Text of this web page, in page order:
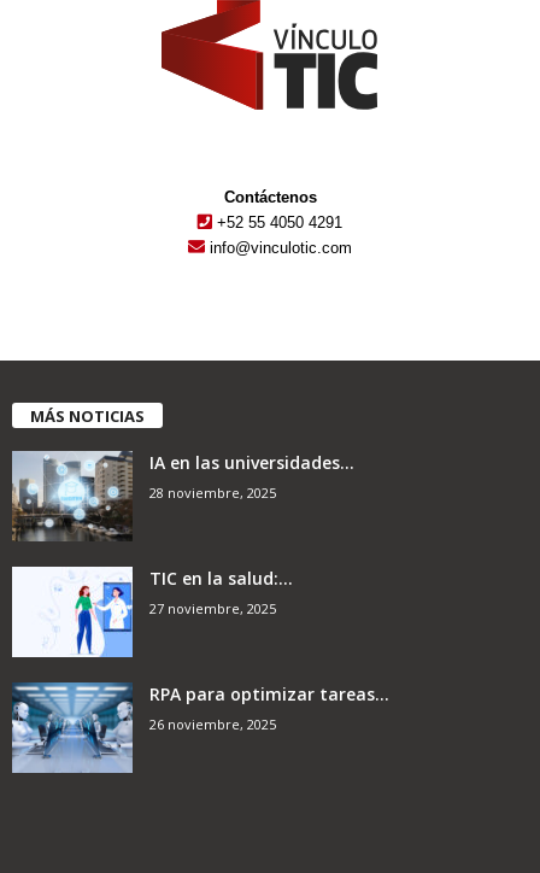
Contáctenos
+52 55 4050 4291
info@vinculotic.com
MÁS NOTICIAS
IA en las universidades...
28 noviembre, 2025
TIC en la salud:...
27 noviembre, 2025
RPA para optimizar tareas...
26 noviembre, 2025